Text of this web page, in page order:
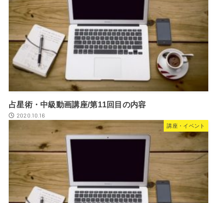
占星術・中級動画講座/第11回目の内容
2020.10.16
講座・イベント